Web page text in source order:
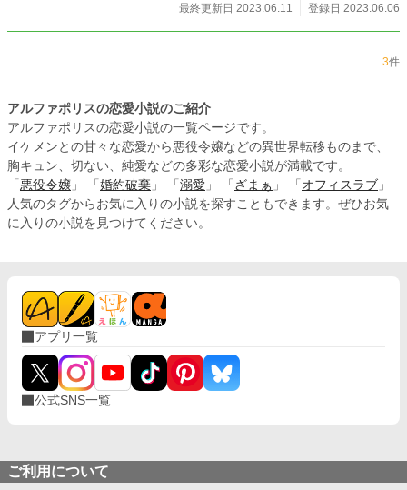
最終更新日 2023.06.11
登録日 2023.06.06
3件
アルファポリスの恋愛小説のご紹介
アルファポリスの恋愛小説の一覧ページです。
イケメンとの甘々な恋愛から悪役令嬢などの異世界転移ものまで、
胸キュン、切ない、純愛などの多彩な恋愛小説が満載です。
「 悪役令嬢 」 「 婚約破棄 」 「 溺愛 」 「 ざまぁ 」 「 オフィスラブ 」
人気のタグからお気に入りの小説を探すこともできます。ぜひお気
に入りの小説を見つけてください。
アプリ一覧
公式SNS一覧
ご利用について